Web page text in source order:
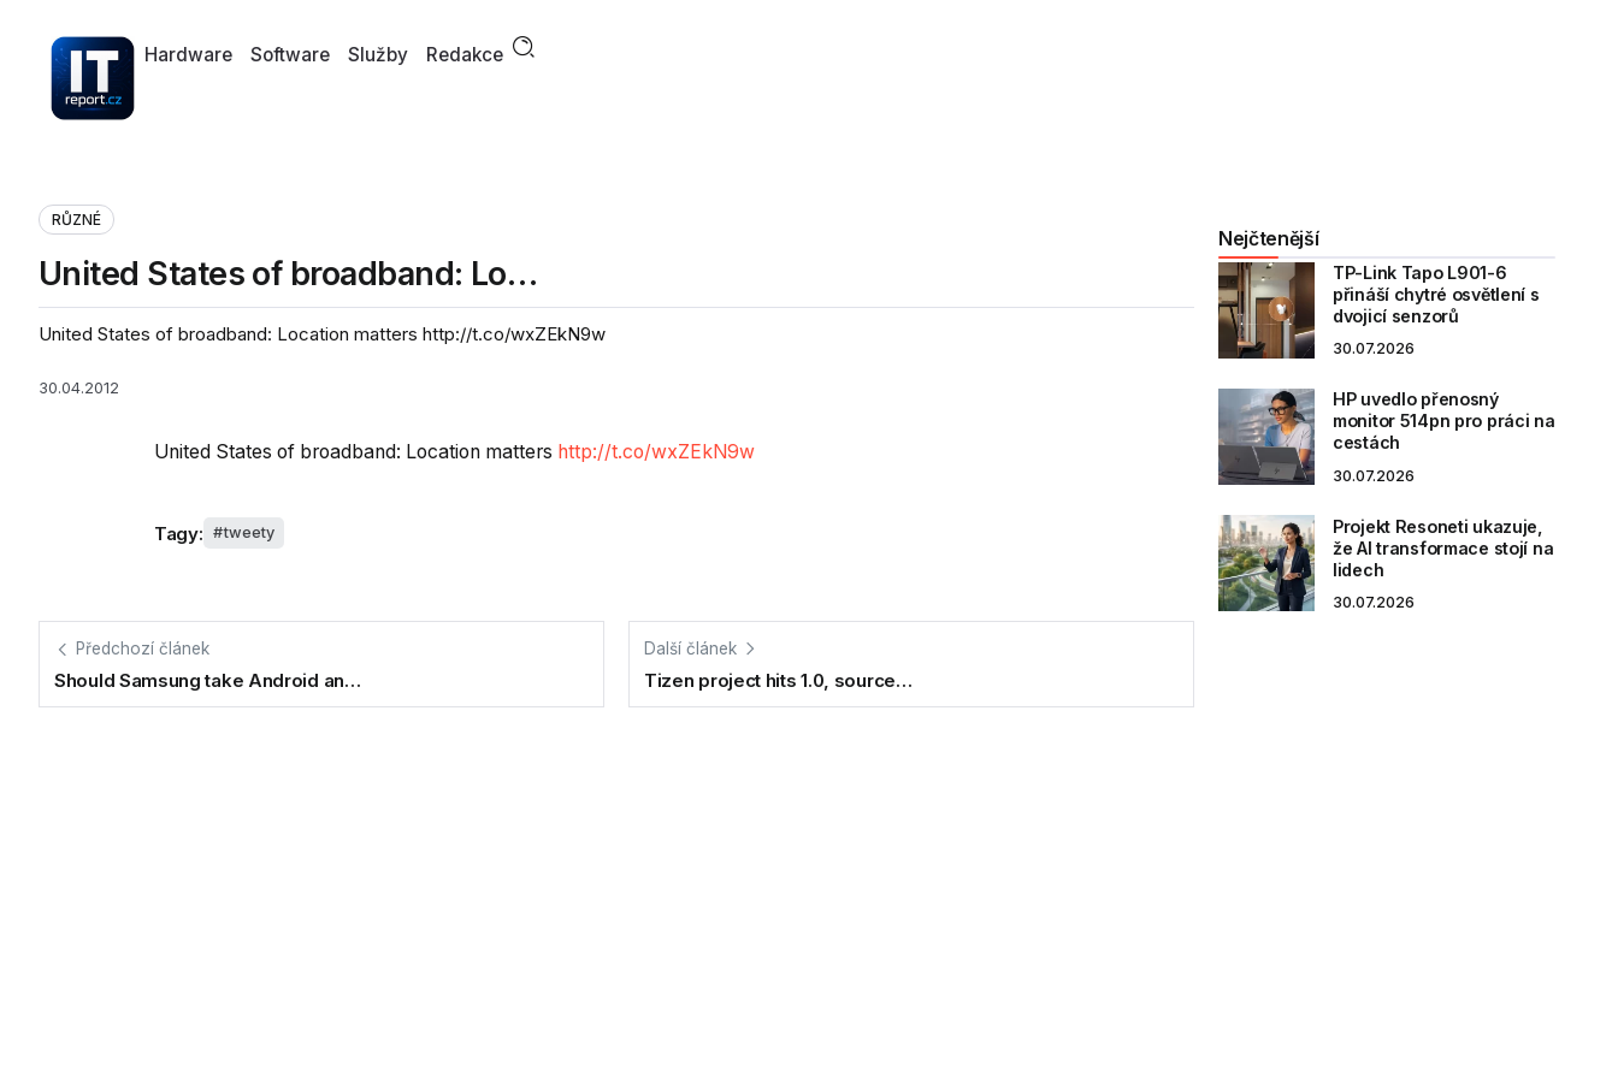
Hardware Software Služby Redakce
RŮZNÉ
United States of broadband: Lo…
United States of broadband: Location matters http://t.co/wxZEkN9w
30.04.2012
United States of broadband: Location matters http://t.co/wxZEkN9w
Tagy: tweety
Předchozí článek
Should Samsung take Android an…
Další článek
Tizen project hits 1.0, source…
Nejčtenější
TP-Link Tapo L901-6
přináší chytré osvětlení s
dvojicí senzorů
30.07.2026
HP uvedlo přenosný
monitor 514pn pro práci na
cestách
30.07.2026
Projekt Resoneti ukazuje,
že AI transformace stojí na
lidech
30.07.2026